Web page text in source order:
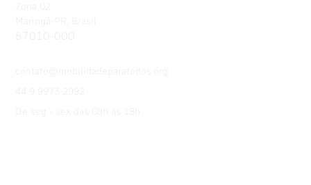
Zona 02
Maringá-PR, Brasil
87010-000
contato@mobilidadeparatodos.org
44 9 9973 2992
De seg - sex das 08h às 18h